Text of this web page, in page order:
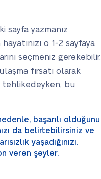
sayfa yazmanız
o 1-2 sayfaya
seçmeniz gerekebilir.
fırsatı olarak
tehlikedeyken, bu
başarılı olduğunu
da belirtebilirsiniz ve
yaşadığınızı,
veren şeyler,